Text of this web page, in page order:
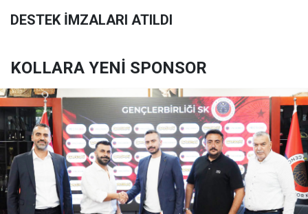
DESTEK İMZALARI ATILDI
KOLLARA YENİ SPONSOR